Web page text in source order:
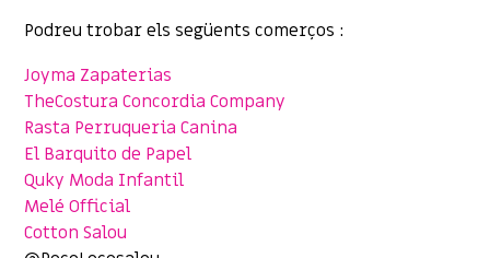
Podreu trobar els següents comerços :
Joyma Zapaterias
TheCostura Concordia Company
Rasta Perruqueria Canina
El Barquito de Papel
Quky Moda Infantil
Melé Official
Cotton Salou